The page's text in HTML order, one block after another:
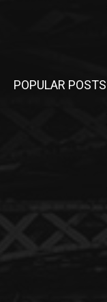
POPULAR POSTS